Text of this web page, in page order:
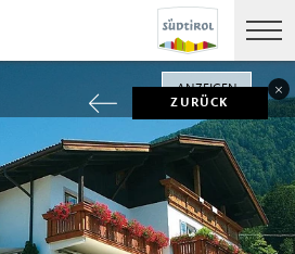
ZURÜCK
ANZEIGEN